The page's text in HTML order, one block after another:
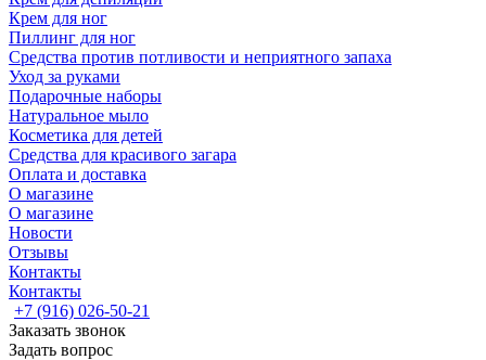
Крем для ног
Пиллинг для ног
Средства против потливости и неприятного запаха
Уход за руками
Подарочные наборы
Натуральное мыло
Косметика для детей
Средства для красивого загара
Оплата и доставка
О магазине
О магазине
Новости
Отзывы
Контакты
Контакты
+7 (916) 026-50-21
Заказать звонок
Задать вопрос